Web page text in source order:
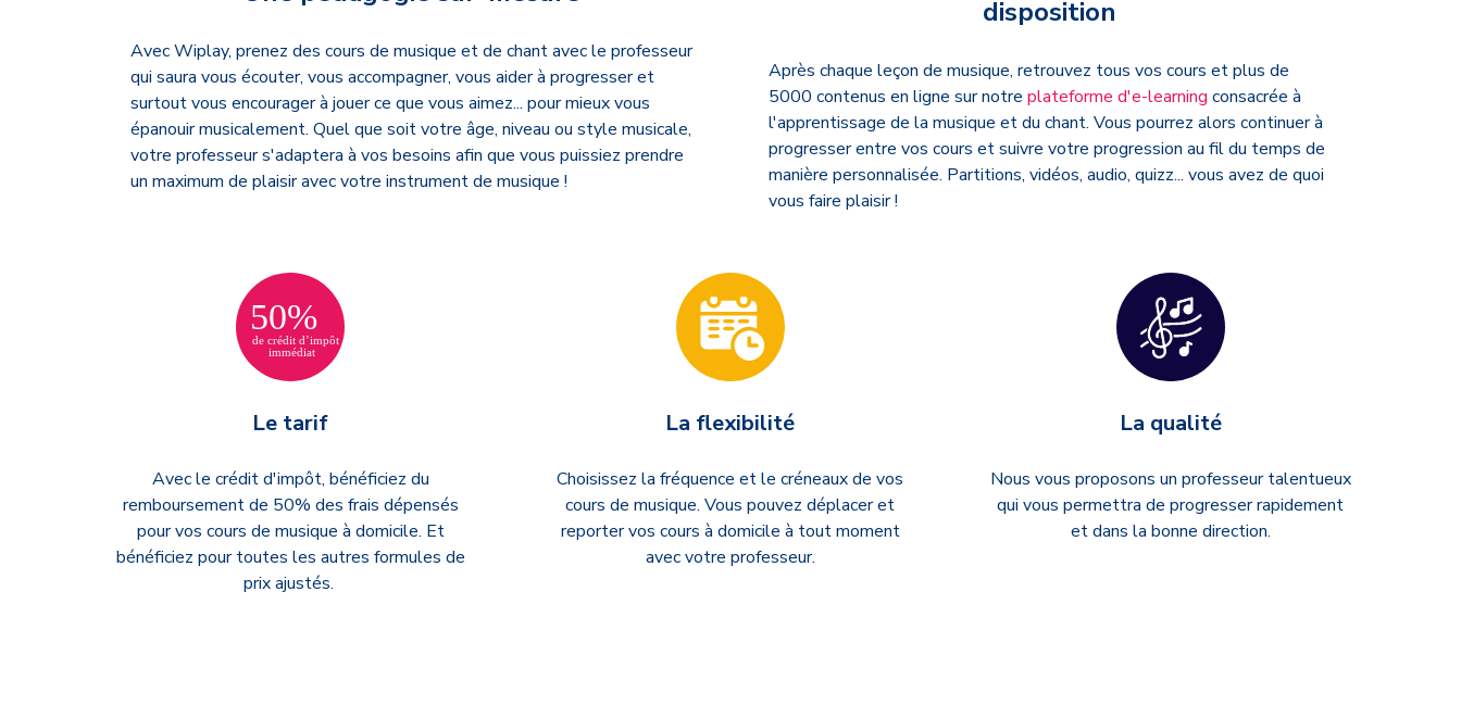
Avec Wiplay, prenez des cours de musique et de chant avec le professeur
qui saura vous écouter, vous accompagner, vous aider à progresser et
surtout vous encourager à jouer ce que vous aimez... pour mieux vous
épanouir musicalement. Quel que soit votre âge, niveau ou style musicale,
votre professeur s'adaptera à vos besoins afin que vous puissiez prendre
un maximum de plaisir avec votre instrument de musique !
disposition
Après chaque leçon de musique, retrouvez tous vos cours et plus de
5000 contenus en ligne sur notre plateforme d'e-learning consacrée à
l'apprentissage de la musique et du chant. Vous pourrez alors continuer à
progresser entre vos cours et suivre votre progression au fil du temps de
manière personnalisée. Partitions, vidéos, audio, quizz... vous avez de quoi
vous faire plaisir !
Le tarif
Avec le crédit d'impôt, bénéficiez du
remboursement de 50% des frais dépensés
pour vos cours de musique à domicile. Et
bénéficiez pour toutes les autres formules de
prix ajustés.
La flexibilité
Choisissez la fréquence et le créneaux de vos
cours de musique. Vous pouvez déplacer et
reporter vos cours à domicile à tout moment
avec votre professeur.
La qualité
Nous vous proposons un professeur talentueux
qui vous permettra de progresser rapidement
et dans la bonne direction.